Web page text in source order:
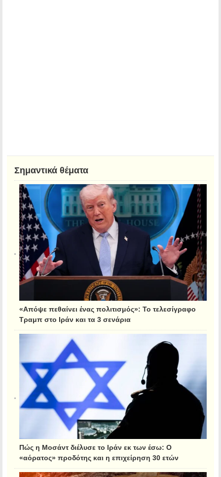
Σημαντικά θέματα
«Απόψε πεθαίνει ένας πολιτισμός»: Το τελεσίγραφο
Τραμπ στο Ιράν και τα 3 σενάρια
Πώς η Μοσάντ διέλυσε το Ιράν εκ των έσω: Ο
«αόρατος» προδότης και η επιχείρηση 30 ετών